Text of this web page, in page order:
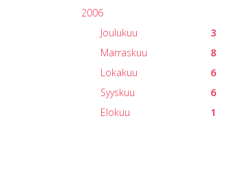
2006
3
Joulukuu
8
Marraskuu
6
Lokakuu
6
Syyskuu
1
Elokuu